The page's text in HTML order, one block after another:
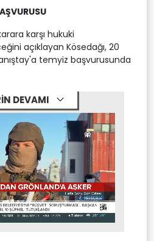
karşı hukuki
açıklayan Kösedağı, 20
temyiz başvurusunda
DEVAMI